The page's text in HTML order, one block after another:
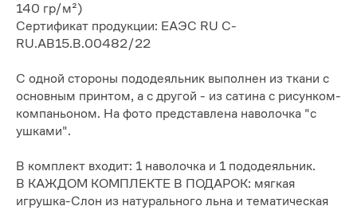
140 гр/м²)
Сертификат продукции: ЕАЭС RU С-
RU.АВ15.В.00482/22
С одной стороны пододеяльник выполнен из ткани с
основным принтом, а с другой - из сатина с рисунком-
компаньоном. На фото представлена наволочка "с
ушками".
В комплект входит: 1 наволочка и 1 пододеяльник.
В КАЖДОМ КОМПЛЕКТЕ В ПОДАРОК: мягкая
игрушка-Слон из натурального льна и тематическая